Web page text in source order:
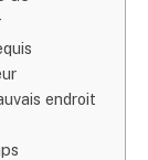
endroit